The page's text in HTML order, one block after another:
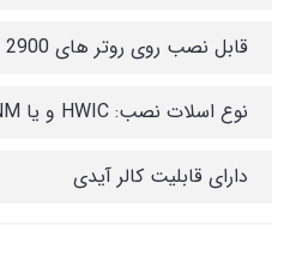
قابل نصب روی روتر های 2900 / 3900
نوع اسلات نصب: HWIC و یا NM توسط NM-HD
دارای قابلیت کالر آیدی